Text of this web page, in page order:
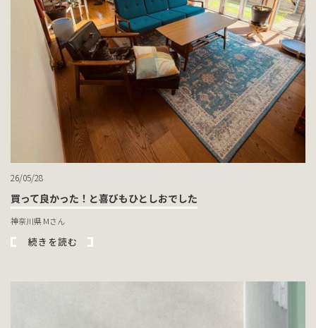
26/05/28
買って良かった！と喜びもひとしおでした
神奈川県 Mさん
続きを読む